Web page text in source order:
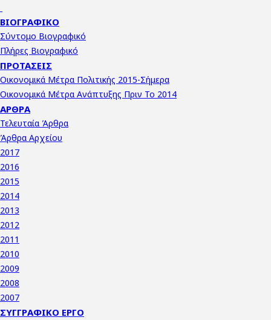
ΒΙΟΓΡΑΦΙΚΌ
Σύντομο Βιογραφικό
Πλήρες Βιογραφικό
ΠΡΟΤΆΣΕΙΣ
Οικονομικά Μέτρα Πολιτικής 2015-Σήμερα
Οικονομικά Μέτρα Ανάπτυξης Πριν Το 2014
ΆΡΘΡΑ
Τελευταία Άρθρα
Άρθρα Αρχείου
2017
2016
2015
2014
2013
2012
2011
2010
2009
2008
2007
ΣΥΓΓΡΑΦΙΚΌ ΈΡΓΟ